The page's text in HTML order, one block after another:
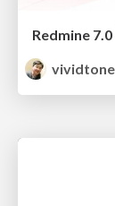
vividtone